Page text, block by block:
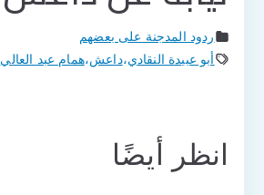
ردود المدجنة على بعضهم
أبو عبيدة النقادي،داعش،همام عبد العالي
انظر أيضًا